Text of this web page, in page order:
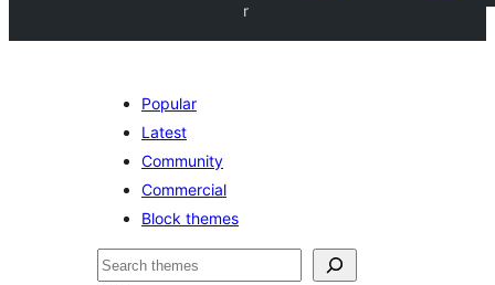
r
Popular
Latest
Community
Commercial
Block themes
Buscar